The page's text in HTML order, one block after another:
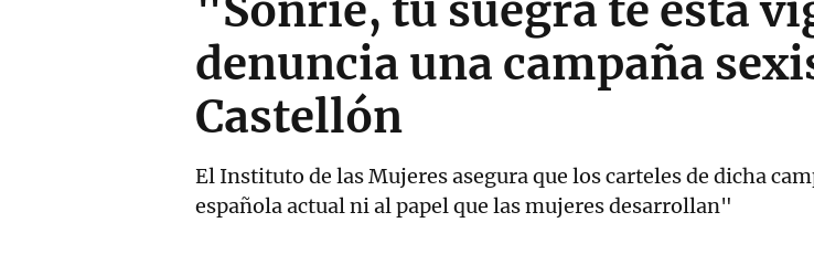
"Sonríe, tu suegra te está
denuncia una campaña
Castellón
El Instituto de las Mujeres asegura que los carteles de dicha
española actual ni al papel que las mujeres desarrollan"